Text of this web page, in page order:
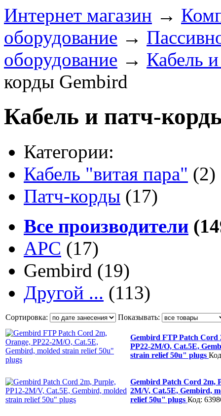
Интернет магазин →
оборудование →
оборудование → Кабель
корды Gembird
Кабель и патч-
Категории:
Кабель "витая пара" (2)
Патч-корды (17)
Все производители
APC (17)
Gembird (19)
Другой ... (113)
Сортировка: Показывать:
Gembird FTP Patch Cord
PP22-2M/O, Cat.5E,
strain relief 50u" plugs
Gembird Patch Cord 2m,
2M/V, Cat.5E, Gembird,
relief 50u" plugs Код: